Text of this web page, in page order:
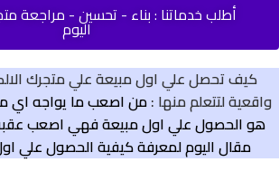
أطلب خدماتنا : بناء - تحسين - مراجعة
اليوم
واقعية لتتعلم منها :من اصعب ما يواجه اي
هو الحصول علي اول مبيعة فهي اصعب عقبة
مقال اليوم لمعرفة كيفية الحصول علي